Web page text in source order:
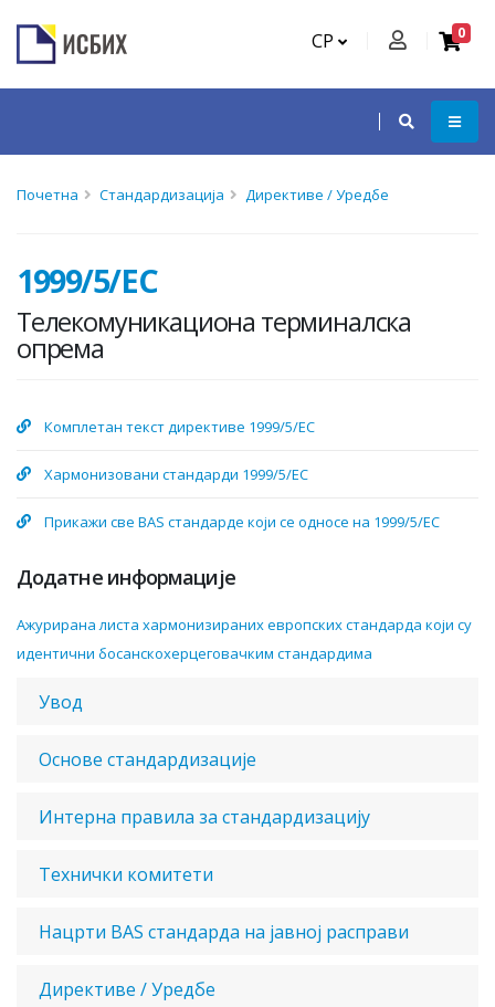
СР 0
Почетна Стандардизација Директиве / Уредбе
1999/5/EC
Телекомуникациона терминалска
опрема
Комплетан текст директиве 1999/5/EC
Хармонизовани стандарди 1999/5/EC
Прикажи све BAS стандарде који се односе на 1999/5/EC
Додатне информације
Ажурирана листа хармонизираних европских стандарда који су
идентични босанскохерцеговачким стандардима
Увод
Основе стандардизације
Интерна правила за стандардизацију
Технички комитети
Нацрти BAS стандарда на јавној расправи
Директиве / Уредбе